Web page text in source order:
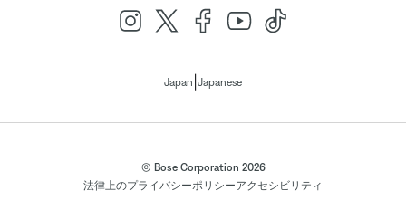
Japan Japanese
© Bose Corporation 2026
法律上のプライバシーポリシーアクセシビリティ